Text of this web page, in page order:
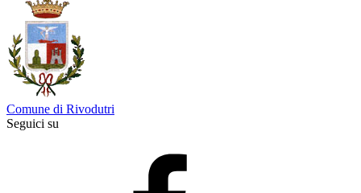
Comune di Rivodutri
Seguici su